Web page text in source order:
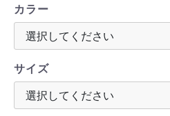
カラー
サイズ